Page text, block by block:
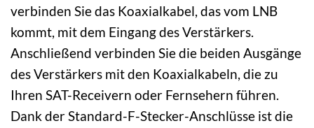
verbinden Sie das Koaxialkabel, das vom LNB
kommt, mit dem Eingang des Verstärkers.
Anschließend verbinden Sie die beiden Ausgänge
des Verstärkers mit den Koaxialkabeln, die zu
Ihren SAT-Receivern oder Fernsehern führen.
Dank der Standard-F-Stecker-Anschlüsse ist die